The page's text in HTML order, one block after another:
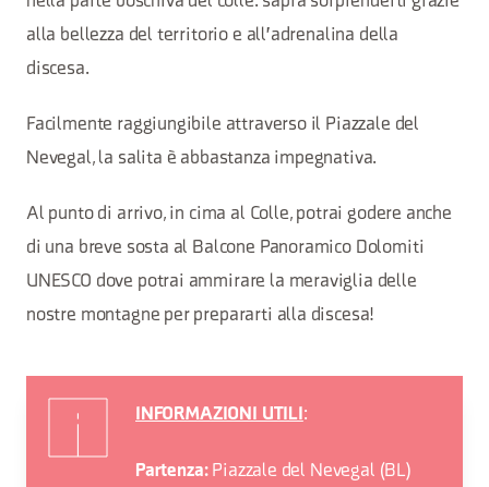
alla bellezza del territorio e all'adrenalina della
discesa.
Facilmente raggiungibile attraverso il Piazzale del
Nevegal, la salita è abbastanza impegnativa.
Al punto di arrivo, in cima al Colle, potrai godere anche
di una breve sosta al Balcone Panoramico Dolomiti
UNESCO dove potrai ammirare la meraviglia delle
nostre montagne per prepararti alla discesa!
INFORMAZIONI UTILI :
Partenza: Piazzale del Nevegal (BL)